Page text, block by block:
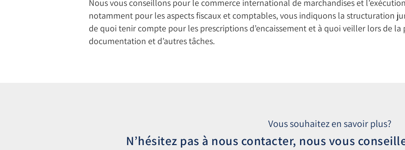
Nous vous conseillons pour le commerce international de marchandises et
notamment pour les aspects fiscaux et comptables, vous indiquons la structuration
de quoi tenir compte pour les prescriptions d’encaissement et à quoi veiller lors de
documentation et d’autres tâches.
Vous souhaitez en savoir plus?
N’hésitez pas à nous contacter, nous vous